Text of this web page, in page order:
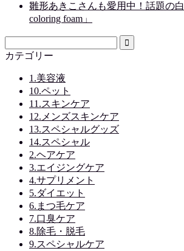
雛形あきこさんも愛用中！話題の
coloring foam」
カテゴリー
1.美容液
10.ペット
11.スキンケア
12.メンズスキンケア
13.スペシャルグッズ
14.スペシャル
2.ヘアケア
3.エイジングケア
4.サプリメント
5.ダイエット
6.まつ毛ケア
7.口臭ケア
8.除毛・脱毛
9.スペシャルケア